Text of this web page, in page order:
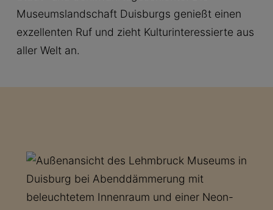
Museumslandschaft Duisburgs genießt einen
exzellenten Ruf und zieht Kulturinteressierte aus
aller Welt an.